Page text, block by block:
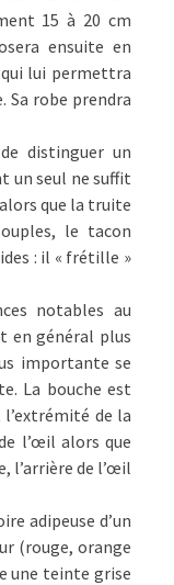
15 à 20 cm
ensuite en
lui permettra
Sa robe prendra
distinguer un
un seul ne suffit
que la truite
le tacon
: il « frétille »
notables au
en général plus
importante se
La bouche est
de la
l’œil alors que
l’arrière de l’œil
adipeuse d’un
(rouge, orange
une teinte grise